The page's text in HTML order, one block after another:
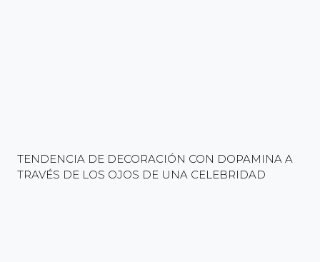
TENDENCIA DE DECORACIÓN CON DOPAMINA A
TRAVÉS DE LOS OJOS DE UNA CELEBRIDAD